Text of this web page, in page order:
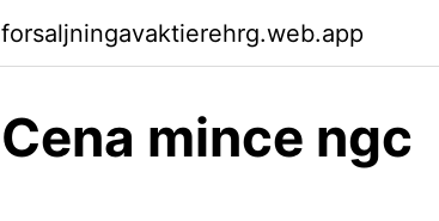
forsaljningavaktierehrg.web.app
Cena mince ngc